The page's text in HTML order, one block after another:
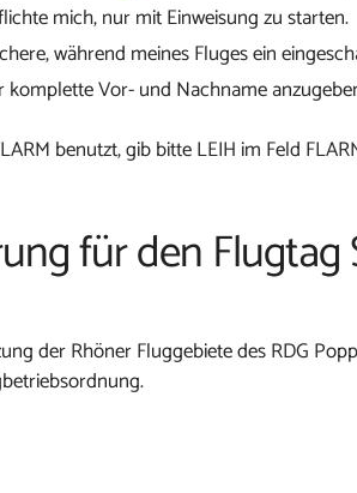
mich, nur mit Einweisung zu starten.
während meines Fluges ein
komplette Vor- und Nachname
benutzt, gib bitte LEIH im Feld
für den Flugtag
der Rhöner Fluggebiete des RDG